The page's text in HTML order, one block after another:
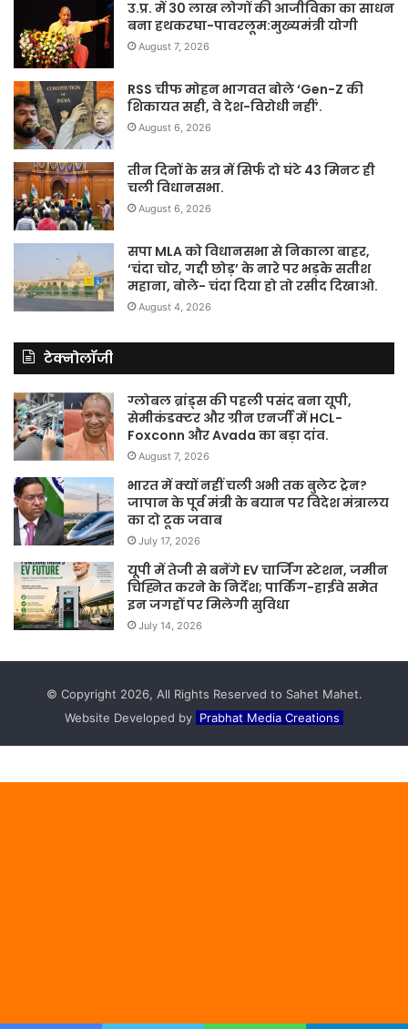
उ.प्र. में 30 लाख लोगों की आजीविका का साधन
बना हथकरघा-पावरलूम:मुख्यमंत्री योगी
August 7, 2026
RSS चीफ मोहन भागवत बोले ‘Gen-Z की
शिकायत सही, वे देश-विरोधी नहीं’.
August 6, 2026
तीन दिनों के सत्र में सिर्फ दो घंटे 43 मिनट ही
चली विधानसभा.
August 6, 2026
सपा MLA को विधानसभा से निकाला बाहर,
‘चंदा चोर, गद्दी छोड़’ के नारे पर भड़के सतीश
महाना, बोले- चंदा दिया हो तो रसीद दिखाओ.
August 4, 2026
टेक्नोलॉजी
ग्लोबल ब्रांड्स की पहली पसंद बना यूपी,
सेमीकंडक्टर और ग्रीन एनर्जी में HCL-
Foxconn और Avada का बड़ा दांव.
August 7, 2026
भारत में क्यों नहीं चली अभी तक बुलेट ट्रेन?
जापान के पूर्व मंत्री के बयान पर विदेश मंत्रालय
का दो टूक जवाब
July 17, 2026
यूपी में तेजी से बनेंगे EV चार्जिंग स्टेशन, जमीन
चिह्नित करने के निर्देश; पार्किंग-हाईवे समेत
इन जगहों पर मिलेगी सुविधा
July 14, 2026
© Copyright 2026, All Rights Reserved to Sahet Mahet.
Website Developed by Prabhat Media Creations